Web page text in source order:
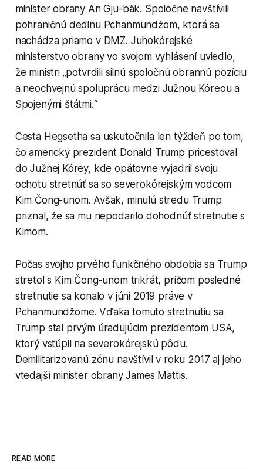
minister obrany An Gju-bäk. Spoločne navštívili
pohraničnú dedinu Pchanmundžom, ktorá sa
nachádza priamo v DMZ. Juhokórejské
ministerstvo obrany vo svojom vyhlásení uviedlo,
že ministri „potvrdili silnú spoločnú obrannú pozíciu
a neochvejnú spoluprácu medzi Južnou Kóreou a
Spojenými štátmi.“
Cesta Hegsetha sa uskutočnila len týždeň po tom,
čo americký prezident Donald Trump pricestoval
do Južnej Kórey, kde opätovne vyjadril svoju
ochotu stretnúť sa so severokórejským vodcom
Kim Čong-unom. Avšak, minulú stredu Trump
priznal, že sa mu nepodarilo dohodnúť stretnutie s
Kimom.
Počas svojho prvého funkčného obdobia sa Trump
stretol s Kim Čong-unom trikrát, pričom posledné
stretnutie sa konalo v júni 2019 práve v
Pchanmundžome. Vďaka tomuto stretnutiu sa
Trump stal prvým úradujúcim prezidentom USA,
ktorý vstúpil na severokórejskú pôdu.
Demilitarizovanú zónu navštívil v roku 2017 aj jeho
vtedajší minister obrany James Mattis.
READ MORE